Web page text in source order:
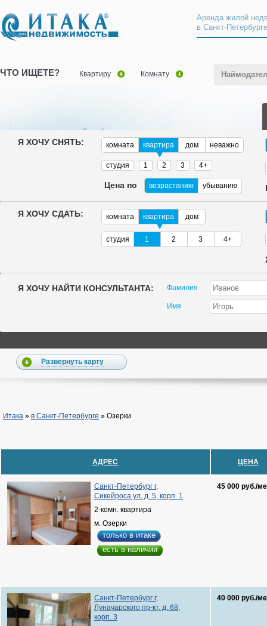
Аренда жилой
в Санкт-
ЧТО ИЩЕТЕ? Квартиру Комнату
Я ХОЧУ СНЯТЬ: комната квартира дом неважно
студия 1 2 3 4+
Цена по возрастанию убыванию
Я ХОЧУ СДАТЬ: комната квартира дом
студия 1 2 3 4+
Я ХОЧУ НАЙТИ КОНСУЛЬТАНТА: Фамилия
Имя
Развернуть карту
Итака » в Санкт-Петербурге » Озерки
АДРЕС ЦЕНА
Санкт-Петербург г,
Сикейроса ул, д. 5, корп. 1
2-комн. квартира
м. Озерки
только в итаке
есть в наличии
45 000 руб./
Санкт-Петербург г,
Луначарского пр-кт, д. 68,
корп. 3
40 000 руб./